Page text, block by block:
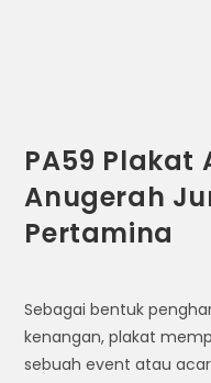
PA59 Plakat
Anugerah
Pertamina
Sebagai bentuk
kenangan, plakat
sebuah event atau